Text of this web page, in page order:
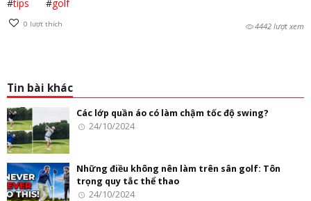
#tips #golf
0 lượt thích 4442 lượt xem
Tin bài khác
Các lớp quần áo có làm chậm tốc độ swing?
24/10/2024
Những điều không nên làm trên sân golf: Tôn
trọng quy tắc thể thao
24/10/2024